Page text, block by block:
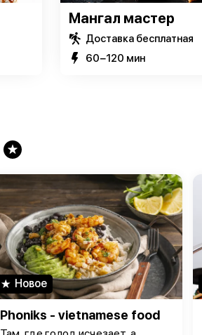
Мангал мастер
Доставка бесплатная
60−120 мин
Новое
Phoniks - vietnamese food